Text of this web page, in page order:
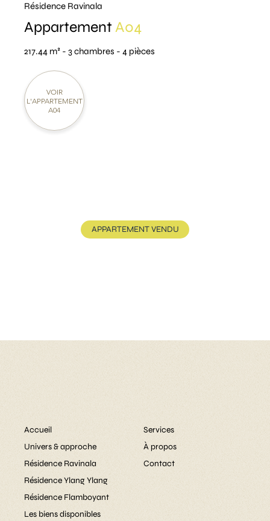
APPARTEMENT VENDU
AppartementA04
Résidence Ravinala
217.44 m² - 3 chambres - 4 pièces
VOIR
L'APPARTEMENT
A04
Accueil
Univers & approche
Résidence Ravinala
Résidence Ylang Ylang
Résidence Flamboyant
Les biens disponibles
Services
À propos
Contact